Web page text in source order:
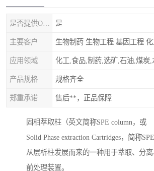
是
主要客户
应用领域
产品规格 规格齐全
郑重承诺 售后**，正品保障
固相萃取柱（英文简称SPE column，或
Solid Phase extraction Cartridges，简称
从层析柱发展而来的一种用于萃取、分
前处理装置。